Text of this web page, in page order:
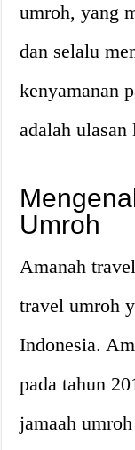
umroh, yang
dan selalu
kenyamanan
adalah ulasan
Umroh
Amanah
travel umroh
Indonesia.
pada tahun
jamaah